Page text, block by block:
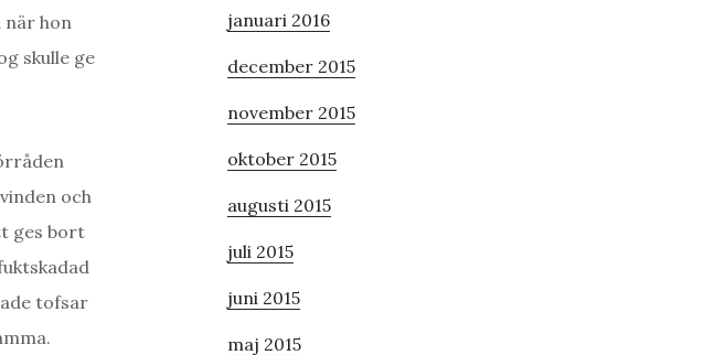
när hon
skulle ge
och
ges bort
tofsar
januari 2016
december 2015
november 2015
oktober 2015
augusti 2015
juli 2015
juni 2015
maj 2015